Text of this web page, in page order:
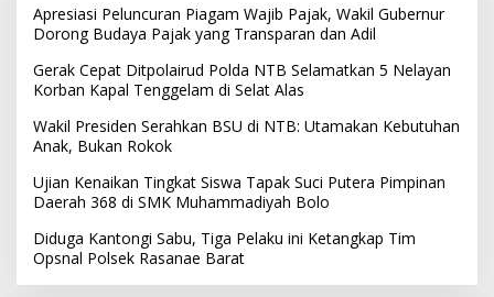
Apresiasi Peluncuran Piagam Wajib Pajak, Wakil Gubernur
Dorong Budaya Pajak yang Transparan dan Adil
Gerak Cepat Ditpolairud Polda NTB Selamatkan 5 Nelayan
Korban Kapal Tenggelam di Selat Alas
Wakil Presiden Serahkan BSU di NTB: Utamakan Kebutuhan
Anak, Bukan Rokok
Ujian Kenaikan Tingkat Siswa Tapak Suci Putera Pimpinan
Daerah 368 di SMK Muhammadiyah Bolo
Diduga Kantongi Sabu, Tiga Pelaku ini Ketangkap Tim
Opsnal Polsek Rasanae Barat